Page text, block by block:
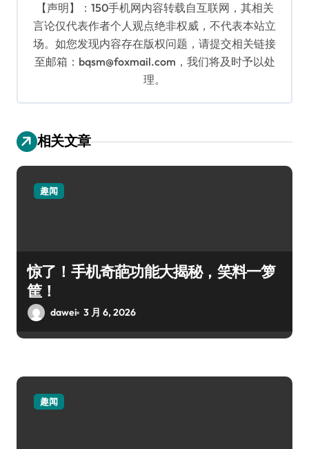
【声明】：150手机网内容转载自互联网，其相关
言论仅代表作者个人观点绝非权威，不代表本站立
场。如您发现内容存在版权问题，请提交相关链接
至邮箱：bqsm@foxmail.com，我们将及时予以处
理。
相关文章
趣闻
惊了！手机奇葩功能大揭秘，笑料一箩
筐！
dawei 3 月 6, 2026
趣闻